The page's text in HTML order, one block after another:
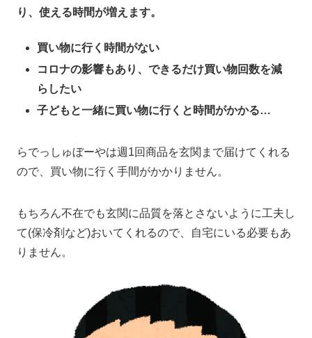
り、使える時間が増えます。
買い物に行く時間がない
コロナの影響もあり、できるだけ買い物回数を減
らしたい
子どもと一緒に買い物に行くと時間がかかる…
らでっしゅぼーやは週1回商品を玄関まで届けてくれる
ので、買い物に行く手間がかかりません。
もちろん不在でも玄関に品質を落とさないように工夫し
て(保冷剤など)おいてくれるので、自宅にいる必要もあ
りません。